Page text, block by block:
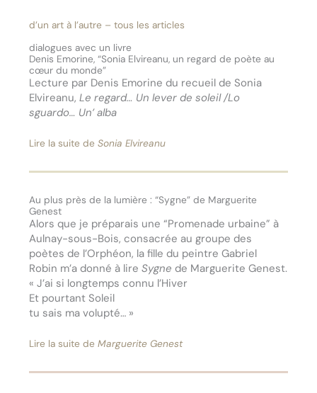
d’un art à l’autre – tous les articles
dialogues avec un livre
Denis Emorine, “Sonia Elvireanu, un regard de poète au
cœur du monde”
Lecture par Denis Emorine du recueil de Sonia
Elvireanu,Le regard… Un lever de soleil /Lo
sguardo… Un’ alba
Lire la suite deSonia Elvireanu
Au plus près de la lumière : “Sygne” de Marguerite
Genest
Alors que je préparais une “Promenade urbaine” à
Aulnay-sous-Bois, consacrée au groupe des
poètes de l’Orphéon, la fille du peintre Gabriel
Robin m’a donné à lireSygnede Marguerite Genest.
« J’ai si longtemps connu l’Hiver
Et pourtant Soleil
tu sais ma volupté… »
Lire la suite deMarguerite Genest